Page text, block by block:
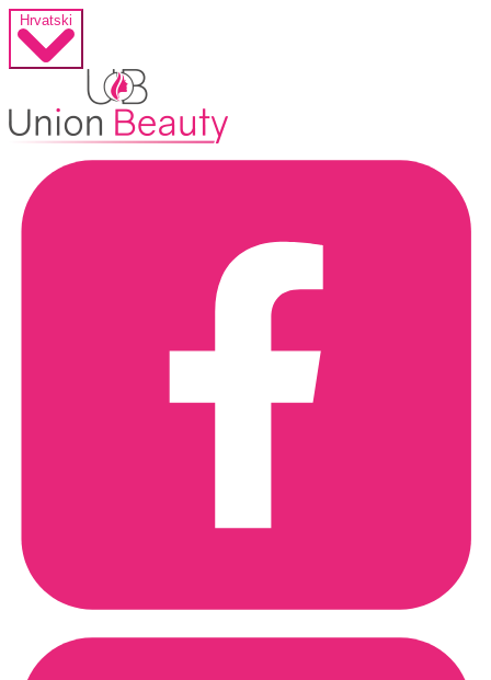
Hrvatski